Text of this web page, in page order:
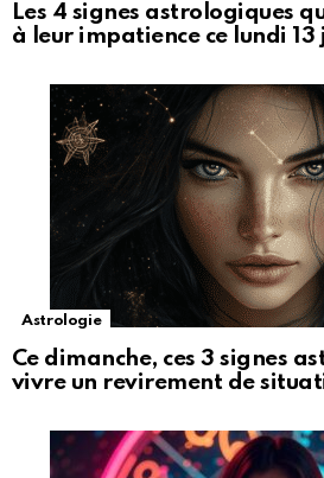
Les 4 signes astrologiques
à leur impatience ce lundi
Astrologie
Ce dimanche, ces 3 signes
vivre un revirement de